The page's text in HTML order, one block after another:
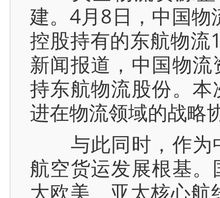
建。4月8日，中国
控股持有的东航物流
新闻报道，中国物
持东航物流股份。
进在物流领域的战略
与此同时，作为
航空货运发展根基
大欧美、亚太核心